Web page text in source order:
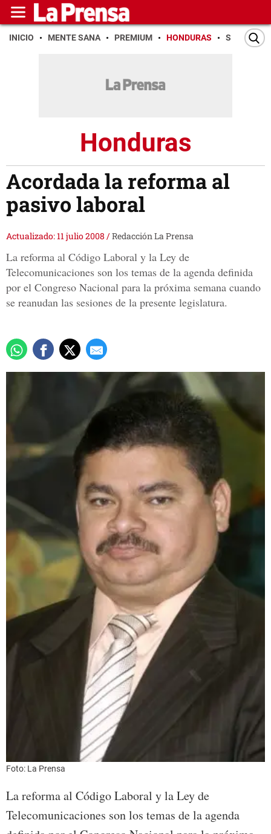
INICIO MENTE SANA PREMIUM HONDURAS SAN PEDRO
Honduras
Acordada la reforma al
pasivo laboral
Actualizado: 11 julio 2008 /Redacción La Prensa
La reforma al Código Laboral y la Ley de
Telecomunicaciones son los temas de la agenda definida
por el Congreso Nacional para la próxima semana cuando
se reanudan las sesiones de la presente legislatura.
Foto: La Prensa
La reforma al Código Laboral y la Ley de
Telecomunicaciones son los temas de la agenda